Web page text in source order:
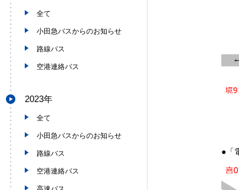
●「
全て
小田急バスからのお知らせ
路線バス
空港連絡バス
2023年
全て
小田急バスからのお知らせ
路線バス
空港連絡バス